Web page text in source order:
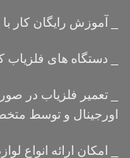
_ آموزش رایگان کار
_ دستگاه های فلزیاب
_ تعمیر فلزیاب در
اورجینال و توسط
_ امکان ارائه انواع